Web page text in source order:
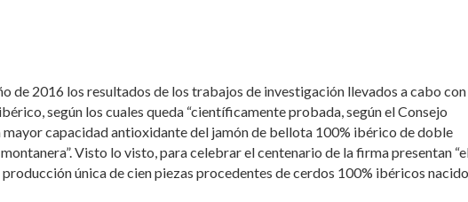
de 2016 los resultados de los trabajos de investigación llevados a cabo
según los cuales queda “científicamente probada, según el Consejo
capacidad antioxidante del jamón de bellota 100% ibérico de doble
Visto lo visto, para celebrar el centenario de la firma presentan
producción única de cien piezas procedentes de cerdos 100% ibéricos